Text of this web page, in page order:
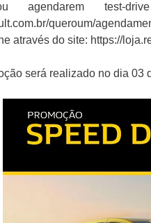
ou agendarem
queroum/
através do site: https://
será realizado no dia 03